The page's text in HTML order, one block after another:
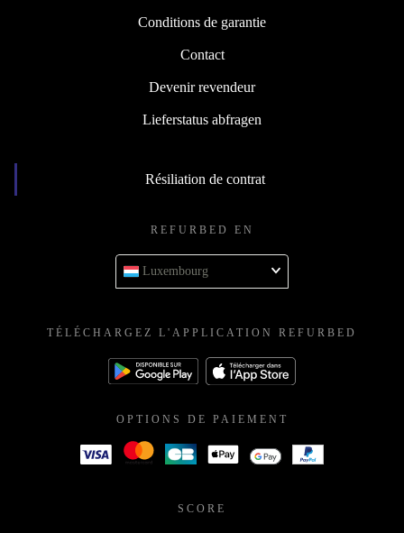
Conditions de garantie
Contact
Devenir revendeur
Lieferstatus abfragen
Résiliation de contrat
REFURBED EN
Luxembourg
TÉLÉCHARGEZ L'APPLICATION REFURBED
OPTIONS DE PAIEMENT
SCORE